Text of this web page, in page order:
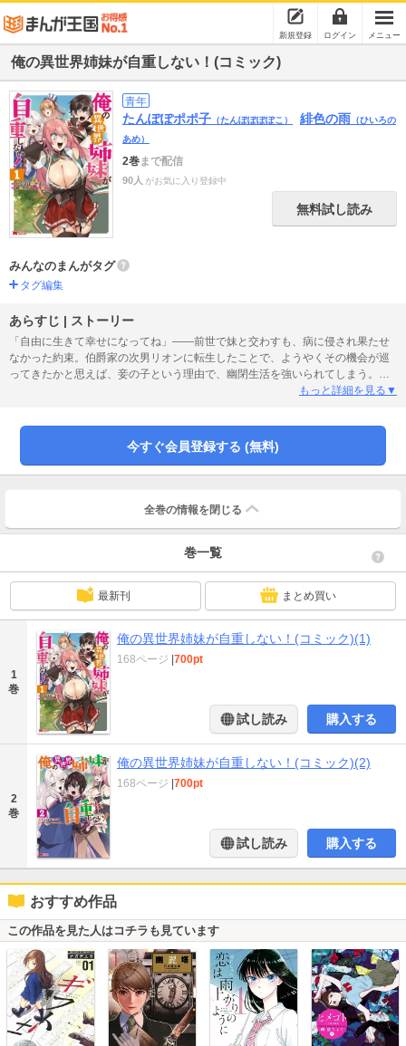
新規登録 ログイン メニュー
俺の異世界姉妹が自重しない！(コミック)
青年
たんぽぽポポ子 （たんぽぽぽぽこ） 緋色の雨 （ひいろの
あめ）
2巻まで配信
90人 がお気に入り登録中
無料試し読み
みんなのまんがタグ
タグ編集
あらすじ | ストーリー
「自由に生きて幸せになってね」――前世で妹と交わすも、病に侵され果たせ
なかった約束。伯爵家の次男リオンに転生したことで、ようやくその機会が巡
ってきたかと思えば、妾の子という理由で、幽閉生活を強いられてしまう。こ
のままでは約束を果たせない…と焦るリオンだったが、ある日転機が訪れ、義
彼女たちのアピールにタジタジなリオンは、無事約束を果たせるのか！？
もっと詳細を見る▼
今すぐ会員登録する (無料)
全巻の情報を 閉じる
巻一覧
最新刊 まとめ買い
1
巻
俺の異世界姉妹が自重しない！(コミック)(1)
168ページ 700pt
試し読み 購入する
2
巻
俺の異世界姉妹が自重しない！(コミック)(2)
168ページ 700pt
試し読み 購入する
おすすめ作品
この作品を見た人はコチラも見ています